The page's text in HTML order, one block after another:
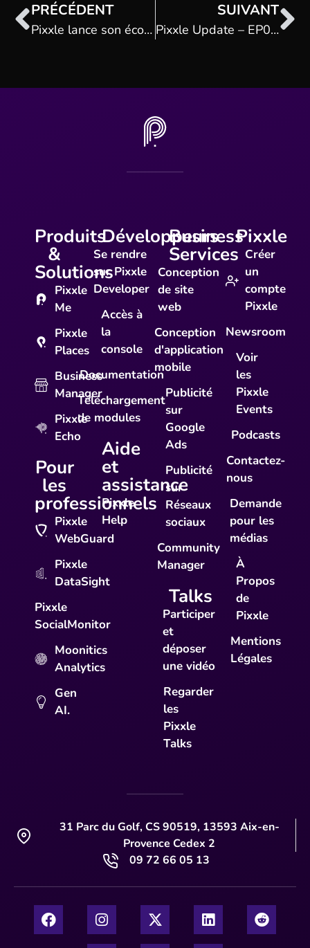
PRÉCÉDENT
Pixxle lance son écosystème digital révolutionnaire
SUIVANT
Pixxle Update – EP01 : Pixxle Me
Produits
&
Solutions
Pixxle
Me
Pixxle
Places
Business
Manager
Pixxle
Echo
Pour
les
professionnels
Pixxle
WebGuard
Pixxle
DataSight
Pixxle
SocialMonitor
Moonitics
Analytics
Gen
AI.
Développeurs
Se rendre
sur Pixxle
Developer
Accès à
la
console
Documentation
Téléchargement
de modules
Aide
et
assistance
Pixxle
Help
Business
Services
Conception
de site
web
Conception
d'application
mobile
Publicité
sur
Google
Ads
Publicité
sur
Réseaux
sociaux
Community
Manager
Talks
Participer
et
déposer
une vidéo
Regarder
les
Pixxle
Talks
Pixxle
Créer
un
compte
Pixxle
Newsroom
Voir
les
Pixxle
Events
Podcasts
Contactez-
nous
Demande
pour les
médias
À
Propos
de
Pixxle
Mentions
Légales
31 Parc du Golf, CS 90519, 13593 Aix-en-
Provence Cedex 2
09 72 66 05 13